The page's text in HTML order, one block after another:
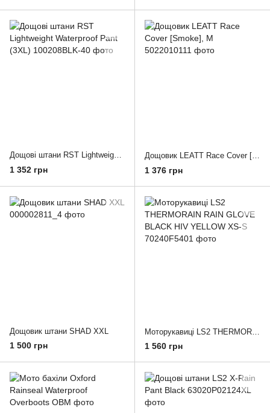
Дощові штани RST Lightweight Waterproof Pant (3XL)
1 352 грн
Дощовик LEATT Race Cover [Smoke], M
1 376 грн
Дощовик штани SHAD XXL
1 500 грн 1 560 грн